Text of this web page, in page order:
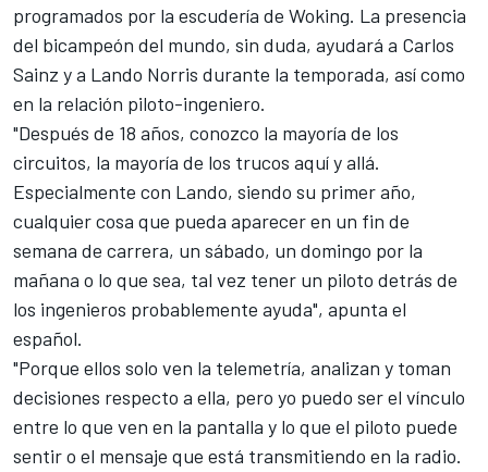
programados por la escudería de Woking. La presencia
del bicampeón del mundo, sin duda, ayudará a Carlos
Sainz y a Lando Norris durante la temporada, así como
en la relación piloto-ingeniero.
"Después de 18 años, conozco la mayoría de los
circuitos, la mayoría de los trucos aquí y allá.
Especialmente con Lando, siendo su primer año,
cualquier cosa que pueda aparecer en un fin de
semana de carrera, un sábado, un domingo por la
mañana o lo que sea, tal vez tener un piloto detrás de
los ingenieros probablemente ayuda", apunta el
español.
"Porque ellos solo ven la telemetría, analizan y toman
decisiones respecto a ella, pero yo puedo ser el vínculo
entre lo que ven en la pantalla y lo que el piloto puede
sentir o el mensaje que está transmitiendo en la radio.